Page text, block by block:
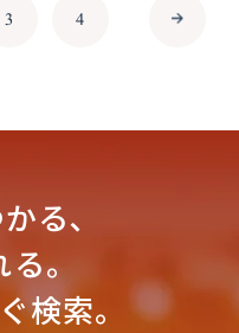
3 4
る､
る｡
検索。